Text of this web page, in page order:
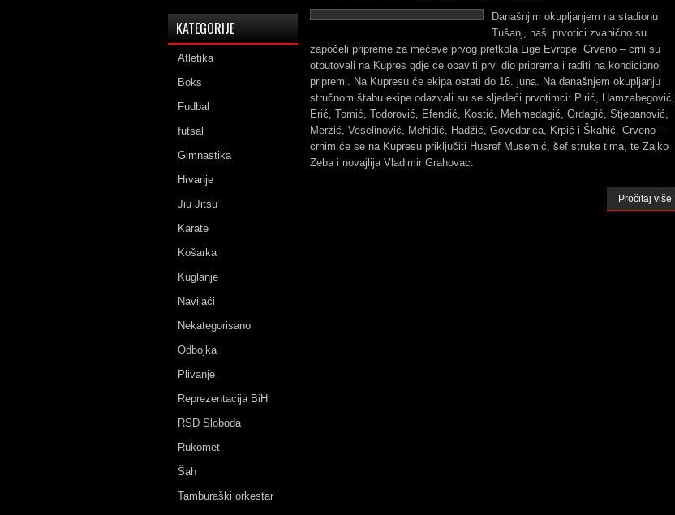
Današnjim okupljanjem na stadionu
Tušanj, naši prvotici zvanično su
započeli pripreme za mečeve prvog pretkola Lige Evrope. Crveno – crni su
otputovali na Kupres gdje će obaviti prvi dio priprema i raditi na kondicionoj
pripremi. Na Kupresu će ekipa ostati do 16. juna. Na današnjem okupljanju
stručnom štabu ekipe odazvali su se sljedeći prvotimci: Pirić, Hamzabegović,
Erić, Tomić, Todorović, Efendić, Kostić, Mehmedagić, Ordagić, Stjepanović,
Merzić, Veselinović, Mehidić, Hadžić, Govedarica, Krpić i Škahić. Crveno –
crnim će se na Kupresu priključiti Husref Musemić, šef struke tima, te Zajko
Zeba i novajlija Vladimir Grahovac.
Pročitaj više
KATEGORIJE
Atletika
Boks
Fudbal
futsal
Gimnastika
Hrvanje
Jiu Jitsu
Karate
Košarka
Kuglanje
Navijači
Nekategorisano
Odbojka
Plivanje
Reprezentacija BiH
RSD Sloboda
Rukomet
Šah
Tamburaški orkestar